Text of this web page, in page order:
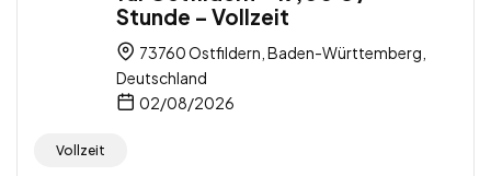
Stunde – Vollzeit
73760 Ostfildern, Baden-Württemberg,
Deutschland
02/08/2026
Vollzeit